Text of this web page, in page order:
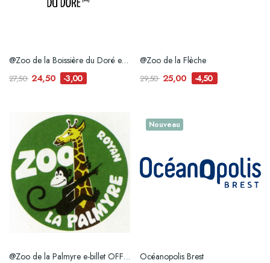
@Zoo de la Boissière du Doré e-billet
27,50 24,50 -3,00
@Zoo de la Flèche
29,50 25,00 -4,50
@Zoo de la Palmyre e-billet OFFRE RESERVEE A...
Nouveau
Océanopolis Brest